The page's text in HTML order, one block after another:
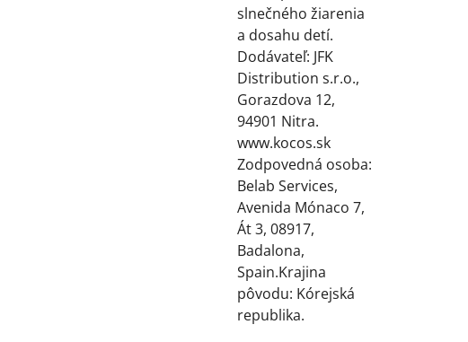
slnečného žiarenia
a dosahu detí.
Dodávateľ: JFK
Distribution s.r.o.,
Gorazdova 12,
94901 Nitra.
www.kocos.sk
Zodpovedná osoba:
Belab Services,
Avenida Mónaco 7,
Át 3, 08917,
Badalona,
Spain.Krajina
pôvodu: Kórejská
republika.